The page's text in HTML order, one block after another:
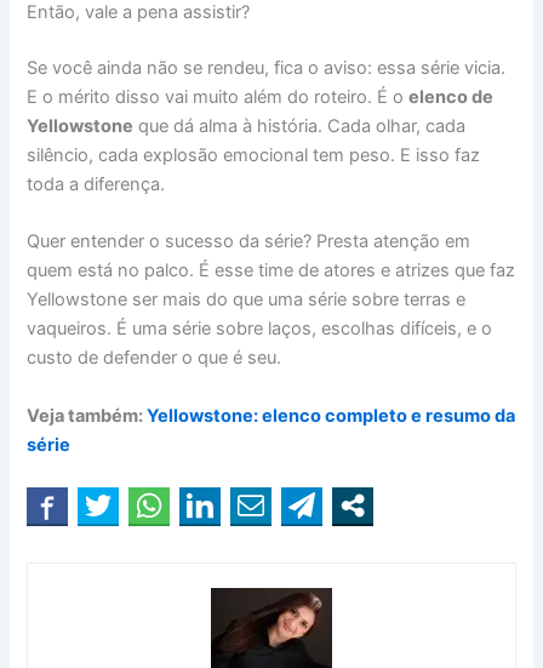
Então, vale a pena assistir?
Se você ainda não se rendeu, fica o aviso: essa série vicia.
E o mérito disso vai muito além do roteiro. É oelenco de
Yellowstone que dá alma à história. Cada olhar, cada
silêncio, cada explosão emocional tem peso. E isso faz
toda a diferença.
Quer entender o sucesso da série? Presta atenção em
quem está no palco. É esse time de atores e atrizes que faz
Yellowstone ser mais do que uma série sobre terras e
vaqueiros. É uma série sobre laços, escolhas difíceis, e o
custo de defender o que é seu.
Veja também:Yellowstone: elenco completo e resumo da
série